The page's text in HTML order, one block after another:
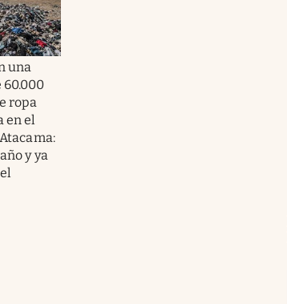
una
60.000
ropa
en el
y ya